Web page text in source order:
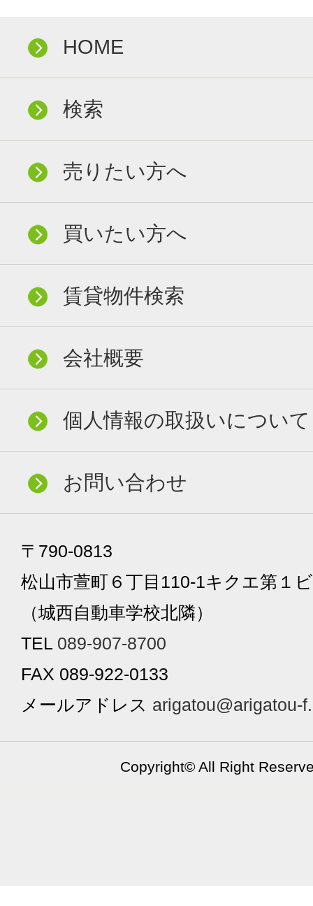
HOME
検索
売りたい方へ
買いたい方へ
賃貸物件検索
会社概要
個人情報の取扱いについて
お問い合わせ
〒790-0813
松山市萱町６丁目110-1キクエ第１
（城西自動車学校北隣）
TEL 089-907-8700
FAX 089-922-0133
メールアドレス arigatou@arigatou-
Copyright© All Right